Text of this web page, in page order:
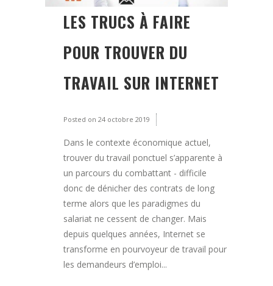
LES TRUCS À FAIRE
POUR TROUVER DU
TRAVAIL SUR INTERNET
Posted on 24 octobre 2019
Dans le contexte économique actuel,
trouver du travail ponctuel s’apparente à
un parcours du combattant - difficile
donc de dénicher des contrats de long
terme alors que les paradigmes du
salariat ne cessent de changer. Mais
depuis quelques années, Internet se
transforme en pourvoyeur de travail pour
les demandeurs d’emploi...